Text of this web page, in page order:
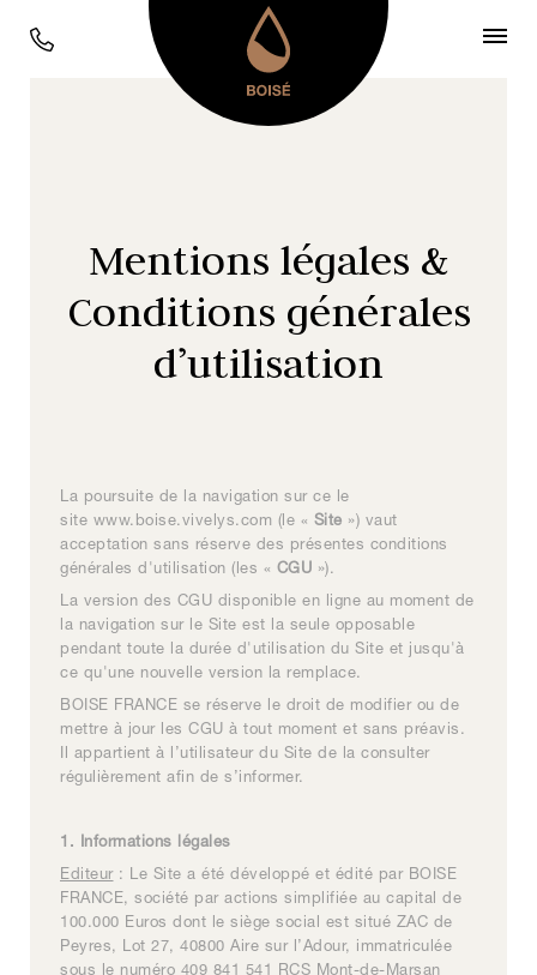
Mentions légales &
Conditions générales
d’utilisation
La poursuite de la navigation sur ce le
site www.boise.vivelys.com (le « Site ») vaut
acceptation sans réserve des présentes conditions
générales d'utilisation (les « CGU »).
La version des CGU disponible en ligne au moment de
la navigation sur le Site est la seule opposable
pendant toute la durée d'utilisation du Site et jusqu'à
ce qu'une nouvelle version la remplace.
BOISE FRANCE se réserve le droit de modifier ou de
mettre à jour les CGU à tout moment et sans préavis.
Il appartient à l’utilisateur du Site de la consulter
régulièrement afin de s’informer.
1. Informations légales
Editeur: Le Site a été développé et édité par BOISE
FRANCE, société par actions simplifiée au capital de
100.000 Euros dont le siège social est situé ZAC de
Peyres, Lot 27, 40800 Aire sur l’Adour, immatriculée
sous le numéro 409 841 541 RCS Mont-de-Marsan